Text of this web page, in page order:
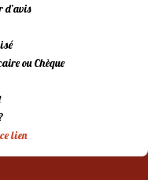
d’avis
ou Chèque
ce lien